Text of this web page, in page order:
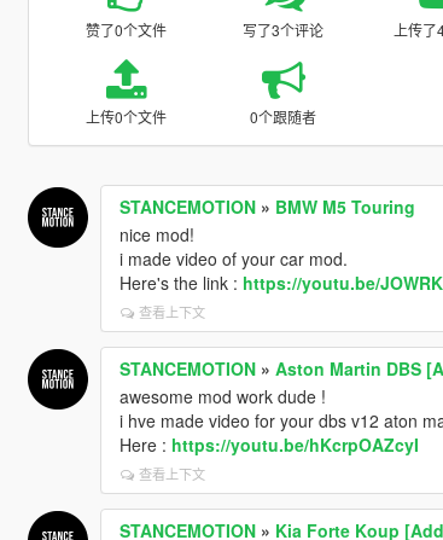
赞了0个文件 写了3个评论 上传
上传0个文件 0个跟随者
STANCEMOTION» BMW M5 Touring
nice mod!
i made video of your car mod.
Here's the link : https://youtu.be/
查看上下文
STANCEMOTION» Aston Martin DBS
awesome mod work dude !
i hve made video for your dbs v12 aton
Here : https://youtu.be/hKcrpOAZcyI
查看上下文
STANCEMOTION» Kia Forte Koup